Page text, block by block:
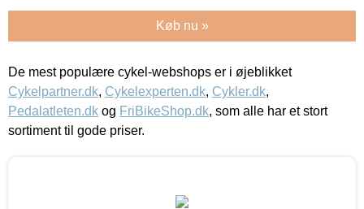
Køb nu »
De mest populære cykel-webshops er i øjeblikket
Cykelpartner.dk, Cykelexperten.dk, Cykler.dk,
Pedalatleten.dk og FriBikeShop.dk, som alle har et stort
sortiment til gode priser.